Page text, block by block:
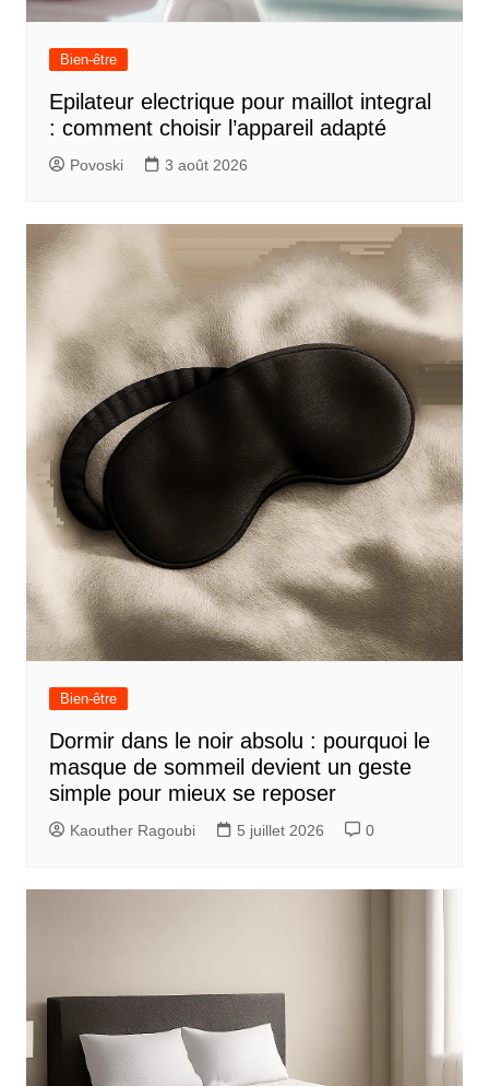
Bien-être
Epilateur electrique pour maillot integral
: comment choisir l’appareil adapté
Povoski 3 août 2026
Bien-être
Dormir dans le noir absolu : pourquoi le
masque de sommeil devient un geste
simple pour mieux se reposer
Kaouther Ragoubi 5 juillet 2026 0